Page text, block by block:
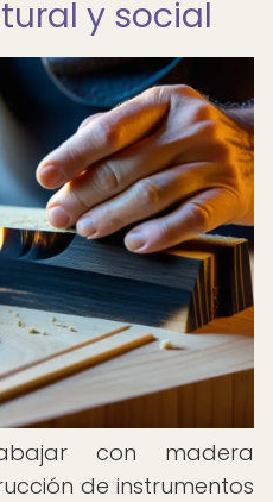
y social
con madera
de instrumentos